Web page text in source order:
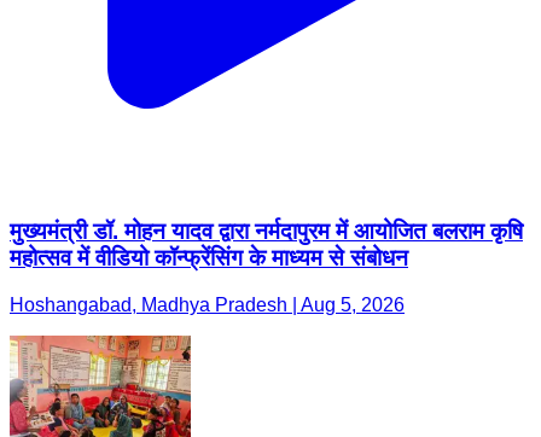
मुख्यमंत्री डॉ. मोहन यादव द्वारा नर्मदापुरम में आयोजित बलराम कृषि
महोत्सव में वीडियो कॉन्फ्रेंसिंग के माध्यम से संबोधन
Hoshangabad, Madhya Pradesh | Aug 5, 2026